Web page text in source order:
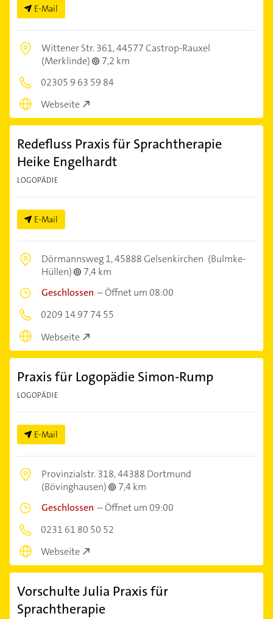
E-Mail
Wittener Str. 361,44577 Castrop-Rauxel
(Merklinde)
7,2 km
02305 9 63 59 84
Webseite
Redefluss Praxis für Sprachtherapie
Heike Engelhardt
LOGOPÄDIE
E-Mail
Dörmannsweg 1,45888 Gelsenkirchen (Bulmke-
Hüllen)
7,4 km
Geschlossen –Öffnet um 08:00
0209 14 97 74 55
Webseite
Praxis für Logopädie Simon-Rump
LOGOPÄDIE
E-Mail
Provinzialstr. 318,44388 Dortmund
(Bövinghausen)
7,4 km
Geschlossen –Öffnet um 09:00
0231 61 80 50 52
Webseite
Vorschulte Julia Praxis für
Sprachtherapie